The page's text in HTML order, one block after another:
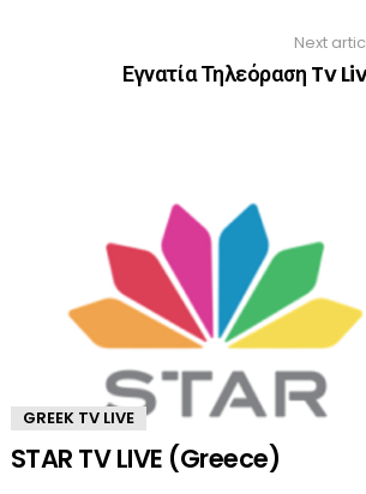
Next
Εγνατία Τηλεόραση Tv
GREEK TV LIVE
STAR TV LIVE (Greece)